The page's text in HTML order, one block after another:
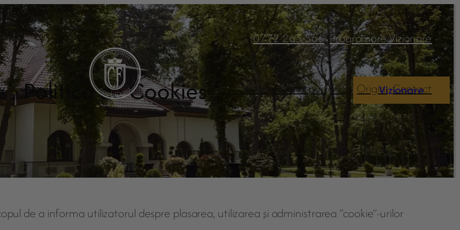
0772 263 566 Programare Vizionare
Miri la Conac Anotimpuri Blog Origini Contact
Vizionare
Politica de Cookies
de a informa utilizatorul despre plasarea, utilizarea şi administrarea “cookie”-urilor